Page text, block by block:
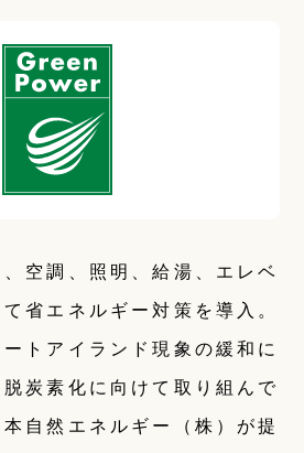
空調、照明、給湯、エレベ
省エネルギー対策を導入。
トアイランド現象の緩和に
炭素化に向けて取り組んで
自然エネルギー（株）が提